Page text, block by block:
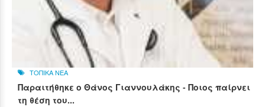
ΤΟΠΙΚΑ ΝΕΑ
Παραιτήθηκε ο Θάνος Γιαννουλάκης - Ποιος παίρνει
τη θέση του...